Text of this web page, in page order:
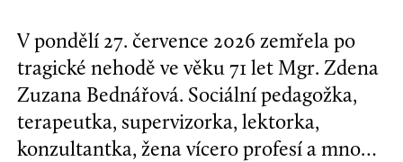
V pondělí 27. července 2026 zemřela po
tragické nehodě ve věku 71 let Mgr. Zdena
Zuzana Bednářová. Sociální pedagožka,
terapeutka, supervizorka, lektorka,
konzultantka, žena vícero profesí a mnoha